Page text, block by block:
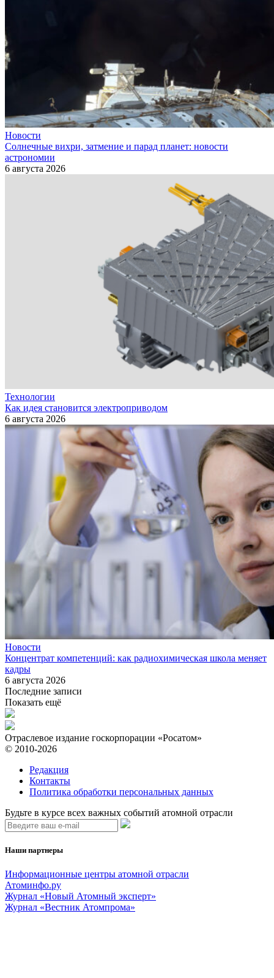
Новости
Солнечные вихри, затмение и парад планет: новости
астрономии
6 августа 2026
Технологии
Как идея становится электроприводом
6 августа 2026
Новости
Концентрат компетенций: как радиохимическая школа меняет
кадры
6 августа 2026
Последние записи
Показать ещё
Отраслевое издание госкорпорации «Росатом»
© 2010-2026
Редакция
Контакты
Политика обработки персональных данных
Будьте в курсе всех важных событий атомной отрасли
Наши партнеры
Информационные центры атомной отрасли
Атоминфо.ру
Журнал «Новый Атомный эксперт»
Журнал «Вестник Атомпрома»